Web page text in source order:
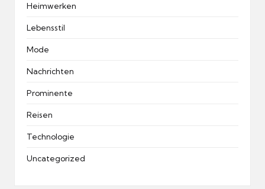
Heimwerken
Lebensstil
Mode
Nachrichten
Prominente
Reisen
Technologie
Uncategorized